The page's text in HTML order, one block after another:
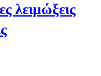
λειμώξεις